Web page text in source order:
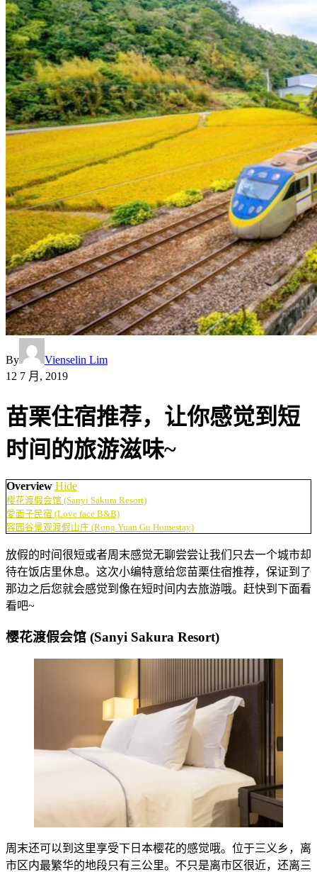
By
Vienselin Lim
12 7 月, 2019
苗栗住宿推荐，让你感觉到短
时间的旅游滋味~
Overview Hide
樱花渡假会馆 (Sanyi Sakura Resort)
愛面子民宿 (Love face B&B)
容园谷景观渡假山庄 (Rong Yuan Gu Homestay)
放假的时间很短或者周末感觉无聊尝尝让我们只去一个城市却
待在饭店里休息。这次小编特意给您苗栗住宿推荐，保证到了
那边之后您就会感觉到像在短时间内去旅游哦。赶快到下面看
看吧~
樱花渡假会馆 (Sanyi Sakura Resort)
周末还可以到这里享受下日本樱花的感觉哦。位于三义乡，离
市区内最繁华的地段只有三公里。不只是离市区很近，还离三